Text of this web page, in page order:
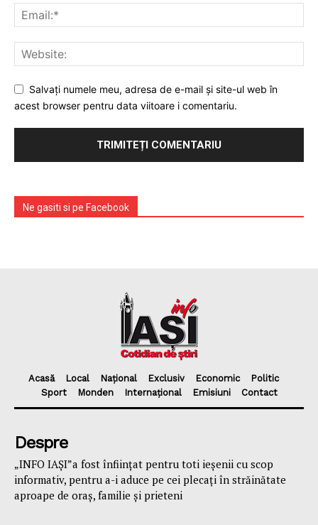
Salvați numele meu, adresa de e-mail și site-ul web în
acest browser pentru data viitoare i comentariu.
Ne gasiti si pe Facebook
Acasă Local Național Exclusiv Economic
Politic
Sport
Monden Internațional Emisiuni Contact
Despre
„INFO IAȘI”a fost înfiinţat pentru toti ieşenii cu scop
informativ, pentru a-i aduce pe cei plecaţi în străinătate
aproape de oraş, familie și prieteni